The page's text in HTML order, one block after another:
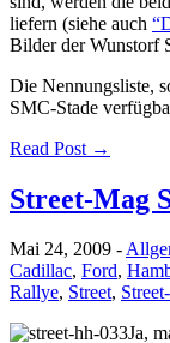
liefern (siehe auch
Bilder der Wunstorf
Die Nennungsliste,
SMC-Stade
Read Post →
Street-Mag
Mai 24, 2009 -
Cadillac, Ford,
Rallye, Street,
Ja,